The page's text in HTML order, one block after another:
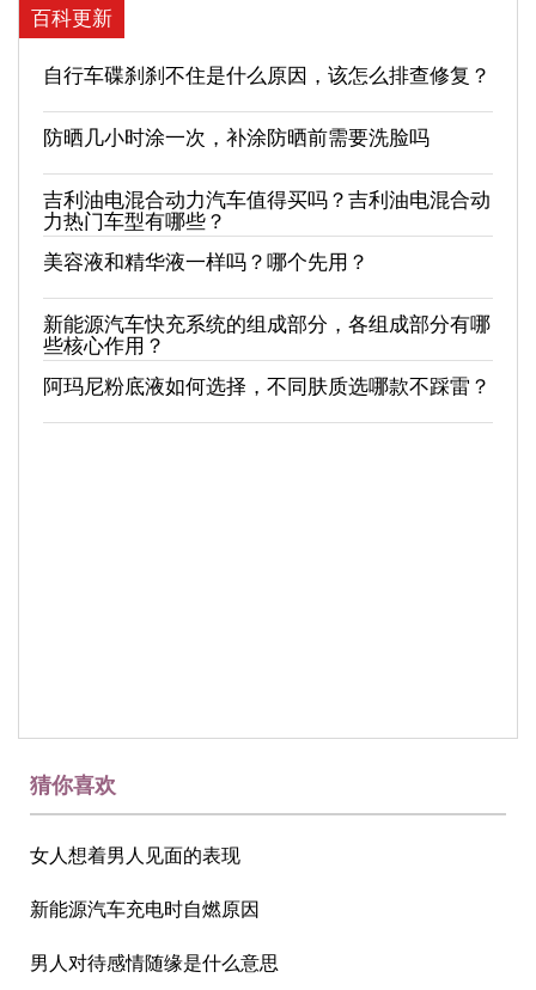
百科更新
自行车碟刹刹不住是什么原因，该怎么排查修复？
防晒几小时涂一次，补涂防晒前需要洗脸吗
吉利油电混合动力汽车值得买吗？吉利油电混合动
力热门车型有哪些？
美容液和精华液一样吗？哪个先用？
新能源汽车快充系统的组成部分，各组成部分有哪
些核心作用？
阿玛尼粉底液如何选择，不同肤质选哪款不踩雷？
猜你喜欢
女人想着男人见面的表现
新能源汽车充电时自燃原因
男人对待感情随缘是什么意思